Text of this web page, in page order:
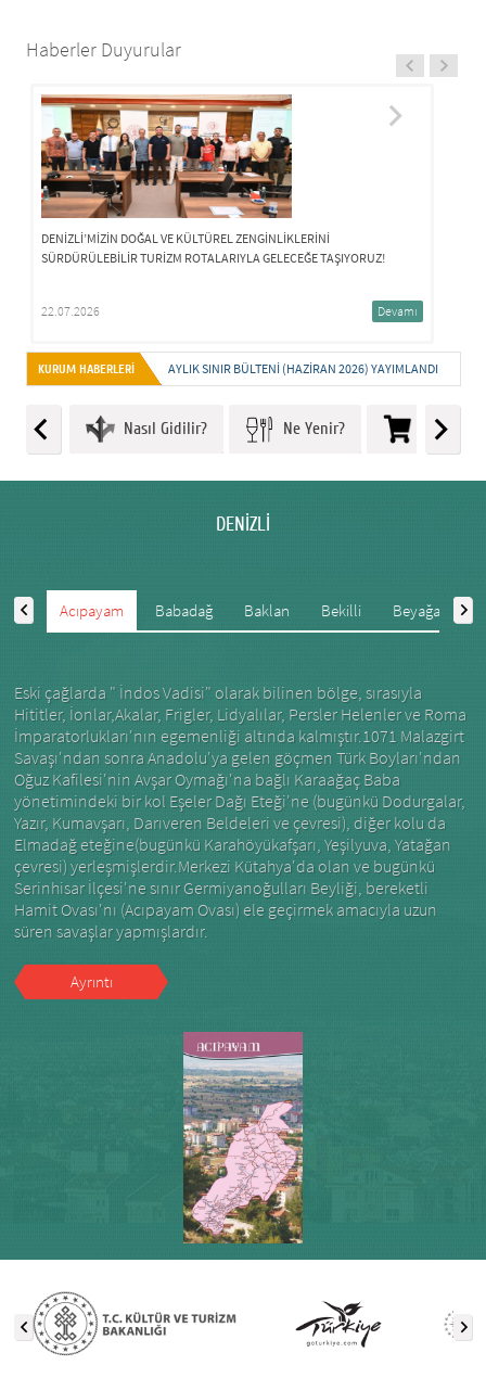
Haberler Duyurular
DENİZLİ’MİZİN DOĞAL VE KÜLTÜREL ZENGİNLİKLERİNİ
SÜRDÜRÜLEBİLİR TURİZM ROTALARIYLA GELECEĞE TAŞIYORUZ!
22.07.2026 Devamı
KURUM HABERLERİ AYLIK SINIR BÜLTENI (HAZIRAN 2026) YAYIMLANDI.
Nasıl Gidilir? Ne Yenir? Ne Alınır?
DENİZLİ
Acıpayam Babadağ Baklan Bekilli Beyağaç
Eski çağlarda " İndos Vadisi" olarak bilinen bölge, sırasıyla
Hititler, İonlar,Akalar, Frigler, Lidyalılar, Persler Helenler ve Roma
İmparatorlukları'nın egemenliği altında kalmıştır.1071 Malazgirt
Savaşı'ndan sonra Anadolu'ya gelen göçmen Türk Boyları'ndan
Oğuz Kafilesi'nin Avşar Oymağı'na bağlı Karaağaç Baba
yönetimindeki bir kol Eşeler Dağı Eteği'ne (bugünkü Dodurgalar,
Yazır, Kumavşarı, Darıveren Beldeleri ve çevresi), diğer kolu da
Elmadağ eteğine(bugünkü Karahöyükafşarı, Yeşilyuva, Yatağan
çevresi) yerleşmişlerdir.Merkezi Kütahya'da olan ve bugünkü
Serinhisar İlçesi'ne sınır Germiyanoğulları Beyliği, bereketli
Hamit Ovası'nı (Acıpayam Ovası) ele geçirmek amacıyla uzun
süren savaşlar yapmışlardır.
Ayrıntı